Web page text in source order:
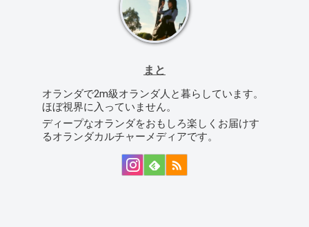
まと
オランダで2m級オランダ人と暮らしています。
ほぼ視界に入っていません。
ディープなオランダをおもしろ楽しくお届けす
るオランダカルチャーメディアです。